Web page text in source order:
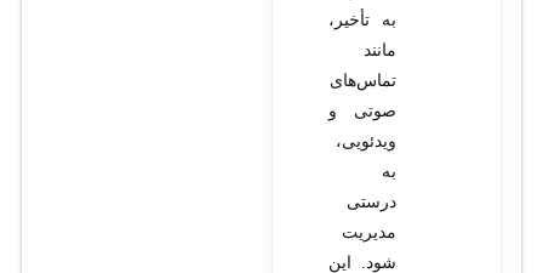
به تأخیر،
مانند
تماس‌های
صوتی و
ویدئویی،
به
درستی
مدیریت
شود. این